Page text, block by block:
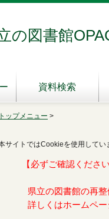
の図書館
資料検索
トップメニュー >
サイトではCookieを使用してい
【必ずご確認くださ
県立の図書館の再
詳しくはホームペー